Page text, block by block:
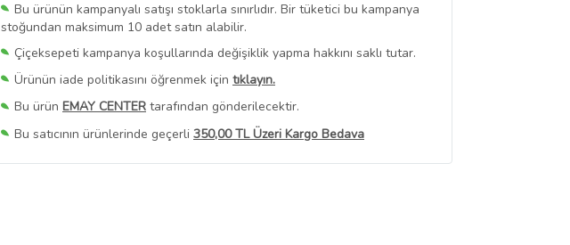
Bu ürünün kampanyalı satışı stoklarla sınırlıdır. Bir tüketici bu kampanya
stoğundan maksimum 10 adet satın alabilir.
Çiçeksepeti kampanya koşullarında değişiklik yapma hakkını saklı tutar.
Ürünün iade politikasını öğrenmek için tıklayın.
Bu ürün EMAY CENTER tarafından gönderilecektir.
Bu satıcının ürünlerinde geçerli 350,00 TL Üzeri Kargo Bedava
Bu SatıcınınTüm Ürünlerini Görüntüle